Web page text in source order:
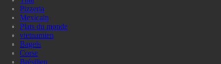
Pizzeria
Mexicain
Plats du monde
vietnamien
Bagels
Corse
Brésilien